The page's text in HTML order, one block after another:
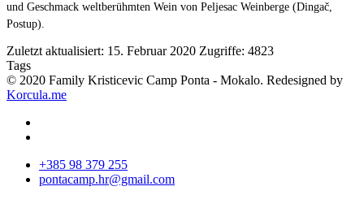
und Geschmack weltberühmten Wein von Peljesac Weinberge (Dingač,
Postup).
Zuletzt aktualisiert: 15. Februar 2020 Zugriffe: 4823
Tags
© 2020 Family Kristicevic Camp Ponta - Mokalo. Redesigned by
Korcula.me
+385 98 379 255
pontacamp.hr@gmail.com